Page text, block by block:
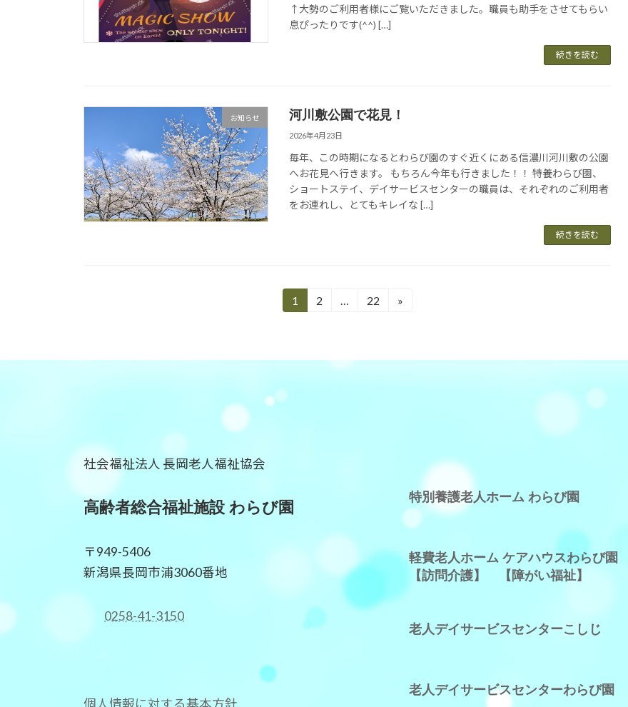
↑大勢のご利用者様にご覧いただきました。職員も助手をさせてもらい
息ぴったりです(^^) […]
続きを読む
お知らせ 河川敷公園で花見！
2026年4月23日
毎年、この時期になるとわらび園のすぐ近くにある信濃川河川敷の公園
へお花見へ行きます。 もちろん今年も行きました！！ 特養わらび園、
ショートステイ、デイサービスセンターの職員は、それぞれのご利用者
をお連れし、とてもキレイな […]
続きを読む
の
ジ
送
り
固
1
固
2 …
固
22 »
社会福祉法人 長岡老人福祉協会
高齢者総合福祉施設 わらび園
〒949-5406
新潟県長岡市浦3060番地
0258-41-3150
特別養護老人ホーム わらび園
軽費老人ホーム ケアハウスわらび園
【訪問介護】
【障がい福祉】
老人デイサービスセンターこしじ
老人デイサービスセンターわらび園